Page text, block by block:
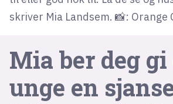
skriver Mia Landsem. 📸: Orange
Mia ber deg gi
unge en
mørk modus
nyhetsbrev